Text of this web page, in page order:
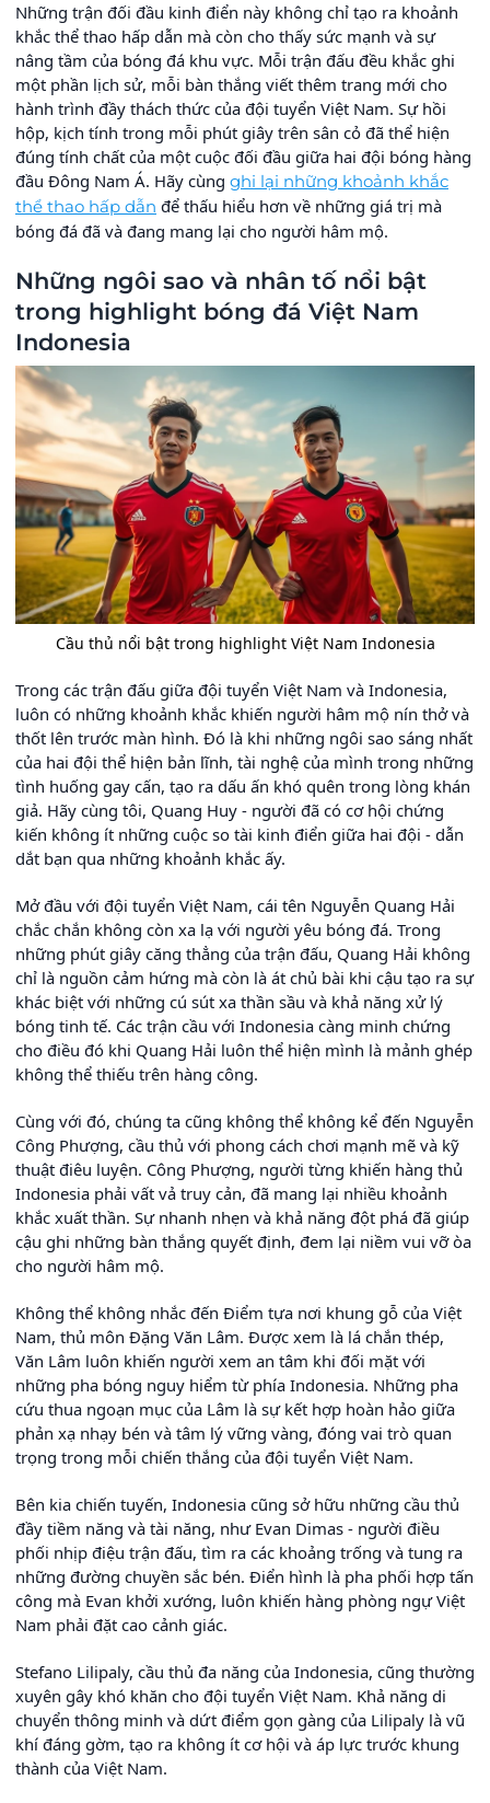
Những trận đối đầu kinh điển này không chỉ tạo ra khoảnh
khắc thể thao hấp dẫn mà còn cho thấy sức mạnh và sự
nâng tầm của bóng đá khu vực. Mỗi trận đấu đều khắc ghi
một phần lịch sử, mỗi bàn thắng viết thêm trang mới cho
hành trình đầy thách thức của đội tuyển Việt Nam. Sự hồi
hộp, kịch tính trong mỗi phút giây trên sân cỏ đã thể hiện
đúng tính chất của một cuộc đối đầu giữa hai đội bóng hàng
đầu Đông Nam Á. Hãy cùng ghi lại những khoảnh khắc
thể thao hấp dẫn để thấu hiểu hơn về những giá trị mà
bóng đá đã và đang mang lại cho người hâm mộ.
Những ngôi sao và nhân tố nổi bật
trong highlight bóng đá Việt Nam
Indonesia
Cầu thủ nổi bật trong highlight Việt Nam Indonesia
Trong các trận đấu giữa đội tuyển Việt Nam và Indonesia,
luôn có những khoảnh khắc khiến người hâm mộ nín thở và
thốt lên trước màn hình. Đó là khi những ngôi sao sáng nhất
của hai đội thể hiện bản lĩnh, tài nghệ của mình trong những
tình huống gay cấn, tạo ra dấu ấn khó quên trong lòng khán
giả. Hãy cùng tôi, Quang Huy - người đã có cơ hội chứng
kiến không ít những cuộc so tài kinh điển giữa hai đội - dẫn
dắt bạn qua những khoảnh khắc ấy.
Mở đầu với đội tuyển Việt Nam, cái tên Nguyễn Quang Hải
chắc chắn không còn xa lạ với người yêu bóng đá. Trong
những phút giây căng thẳng của trận đấu, Quang Hải không
chỉ là nguồn cảm hứng mà còn là át chủ bài khi cậu tạo ra sự
khác biệt với những cú sút xa thần sầu và khả năng xử lý
bóng tinh tế. Các trận cầu với Indonesia càng minh chứng
cho điều đó khi Quang Hải luôn thể hiện mình là mảnh ghép
không thể thiếu trên hàng công.
Cùng với đó, chúng ta cũng không thể không kể đến Nguyễn
Công Phượng, cầu thủ với phong cách chơi mạnh mẽ và kỹ
thuật điêu luyện. Công Phượng, người từng khiến hàng thủ
Indonesia phải vất vả truy cản, đã mang lại nhiều khoảnh
khắc xuất thần. Sự nhanh nhẹn và khả năng đột phá đã giúp
cậu ghi những bàn thắng quyết định, đem lại niềm vui vỡ òa
cho người hâm mộ.
Không thể không nhắc đến Điểm tựa nơi khung gỗ của Việt
Nam, thủ môn Đặng Văn Lâm. Được xem là lá chắn thép,
Văn Lâm luôn khiến người xem an tâm khi đối mặt với
những pha bóng nguy hiểm từ phía Indonesia. Những pha
cứu thua ngoạn mục của Lâm là sự kết hợp hoàn hảo giữa
phản xạ nhạy bén và tâm lý vững vàng, đóng vai trò quan
trọng trong mỗi chiến thắng của đội tuyển Việt Nam.
Bên kia chiến tuyến, Indonesia cũng sở hữu những cầu thủ
đầy tiềm năng và tài năng, như Evan Dimas - người điều
phối nhịp điệu trận đấu, tìm ra các khoảng trống và tung ra
những đường chuyền sắc bén. Điển hình là pha phối hợp tấn
công mà Evan khởi xướng, luôn khiến hàng phòng ngự Việt
Nam phải đặt cao cảnh giác.
Stefano Lilipaly, cầu thủ đa năng của Indonesia, cũng thường
xuyên gây khó khăn cho đội tuyển Việt Nam. Khả năng di
chuyển thông minh và dứt điểm gọn gàng của Lilipaly là vũ
khí đáng gờm, tạo ra không ít cơ hội và áp lực trước khung
thành của Việt Nam.